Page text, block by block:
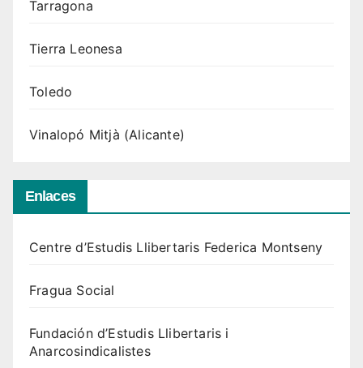
Tarragona
Tierra Leonesa
Toledo
Vinalopó Mitjà (Alicante)
Enlaces
Centre d’Estudis Llibertaris Federica Montseny
Fragua Social
Fundación d’Estudis Llibertaris i
Anarcosindicalistes